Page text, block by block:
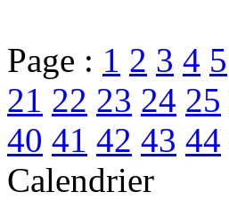
Page : 1 2 3 4 5
21 22 23 24 25
40 41 42 43 44
Calendrier